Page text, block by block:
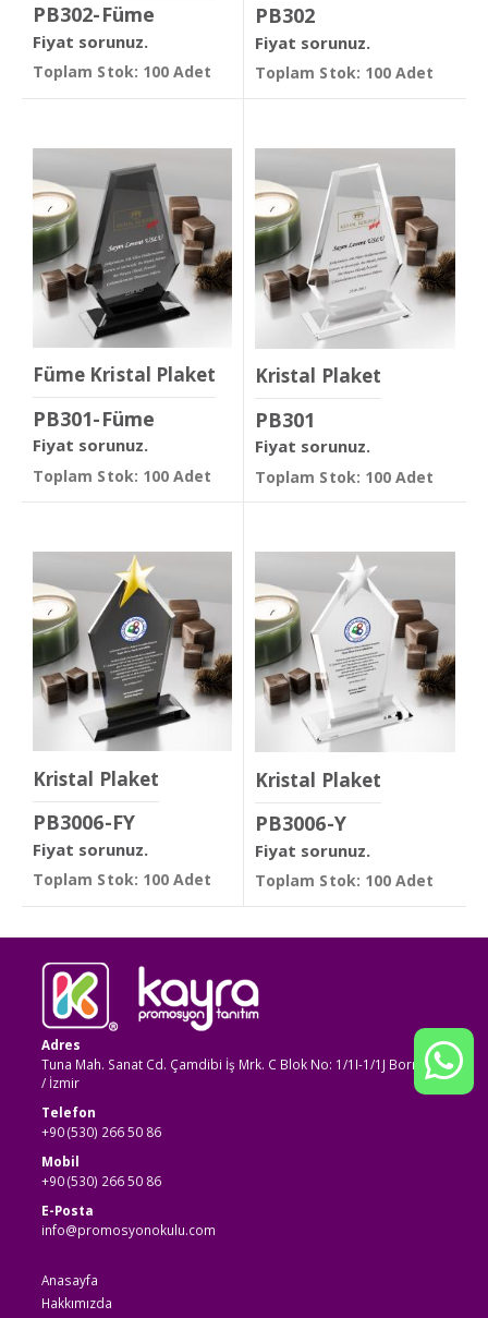
PB302-Füme
Fiyat sorunuz.
Toplam Stok: 100 Adet
PB302
Fiyat sorunuz.
Toplam Stok: 100 Adet
Füme Kristal Plaket
PB301-Füme
Fiyat sorunuz.
Toplam Stok: 100 Adet
Kristal Plaket
PB301
Fiyat sorunuz.
Toplam Stok: 100 Adet
Kristal Plaket
PB3006-FY
Fiyat sorunuz.
Toplam Stok: 100 Adet
Kristal Plaket
PB3006-Y
Fiyat sorunuz.
Toplam Stok: 100 Adet
Adres
Tuna Mah. Sanat Cd. Çamdibi İş Mrk. C Blok No: 1/1I-1/1J Bornova
/ İzmir
Telefon
+90 (530) 266 50 86
Mobil
+90 (530) 266 50 86
E-Posta
info@promosyonokulu.com
Anasayfa
Hakkımızda